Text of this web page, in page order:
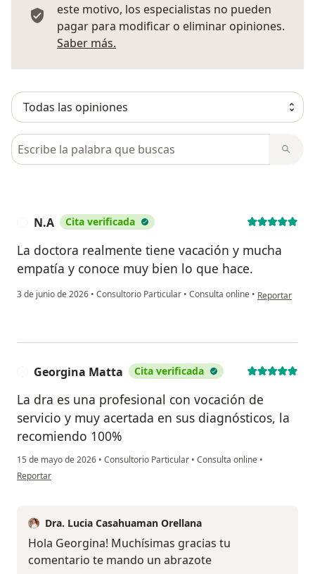
este motivo, los especialistas no pueden
pagar para modificar o eliminar opiniones.
Saber más.
Busca en opiniones
N.A Cita verificada
La doctora realmente tiene vacación y mucha
empatía y conoce muy bien lo que hace.
3 de junio de 2026 • Consultorio Particular • Consulta online • en opinión del
Reportar
Georgina Matta Cita verificada
La dra es una profesional con vocación de
servicio y muy acertada en sus diagnósticos, la
recomiendo 100%
15 de mayo de 2026 • Consultorio Particular • Consulta online •
en opinión del usuario Georgina Matta
Reportar
Dra. Lucia Casahuaman Orellana
Hola Georgina! Muchísimas gracias tu
comentario te mando un abrazote